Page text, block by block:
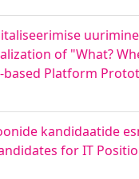
of "What?
Platform
kandidaatide
for IT